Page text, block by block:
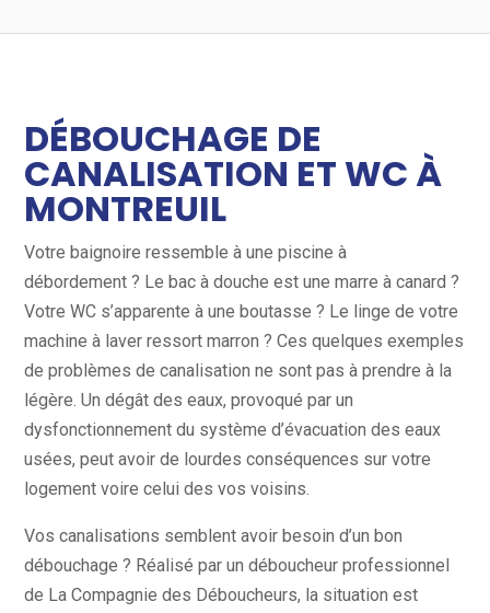
DÉBOUCHAGE DE
CANALISATION ET WC À
MONTREUIL
Votre baignoire ressemble à une piscine à
débordement ? Le bac à douche est une marre à canard ?
Votre WC s’apparente à une boutasse ? Le linge de votre
machine à laver ressort marron ? Ces quelques exemples
de problèmes de canalisation ne sont pas à prendre à la
légère. Un dégât des eaux, provoqué par un
dysfonctionnement du système d’évacuation des eaux
usées, peut avoir de lourdes conséquences sur votre
logement voire celui des vos voisins.
Vos canalisations semblent avoir besoin d’un bon
débouchage ? Réalisé par un déboucheur professionnel
de La Compagnie des Déboucheurs, la situation est